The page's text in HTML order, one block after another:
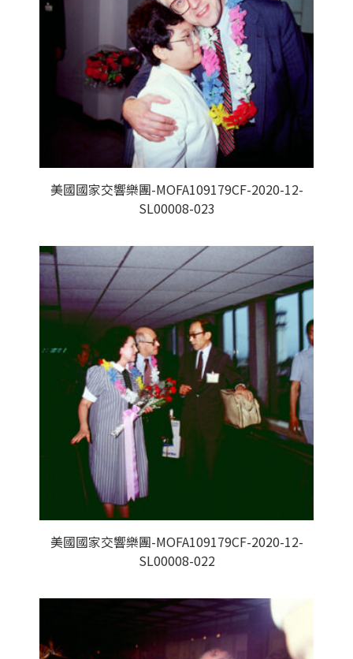
美國國家交響樂團-MOFA109179CF-2020-12-
SL00008-023
美國國家交響樂團-MOFA109179CF-2020-12-
SL00008-022